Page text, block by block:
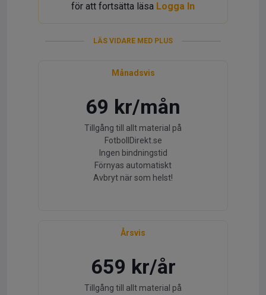
för att fortsätta läsa Logga In
LÄS VIDARE MED PLUS
Månadsvis
69 kr/mån
Tillgång till allt material på
FotbollDirekt.se
Ingen bindningstid
Förnyas automatiskt
Avbryt när som helst!
Årsvis
659 kr/år
Tillgång till allt material på